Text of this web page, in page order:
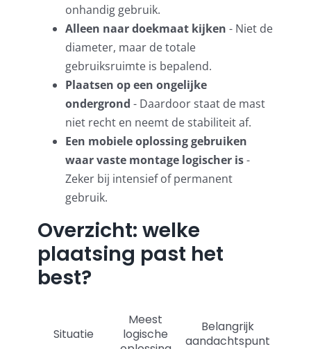
onhandig gebruik.
Alleen naar doekmaat kijken - Niet de
diameter, maar de totale
gebruiksruimte is bepalend.
Plaatsen op een ongelijke
ondergrond - Daardoor staat de mast
niet recht en neemt de stabiliteit af.
Een mobiele oplossing gebruiken
waar vaste montage logischer is-
Zeker bij intensief of permanent
gebruik.
Overzicht: welke
plaatsing past het
best?
Situatie
Meest
logische
Belangrijk
aandachtspunt